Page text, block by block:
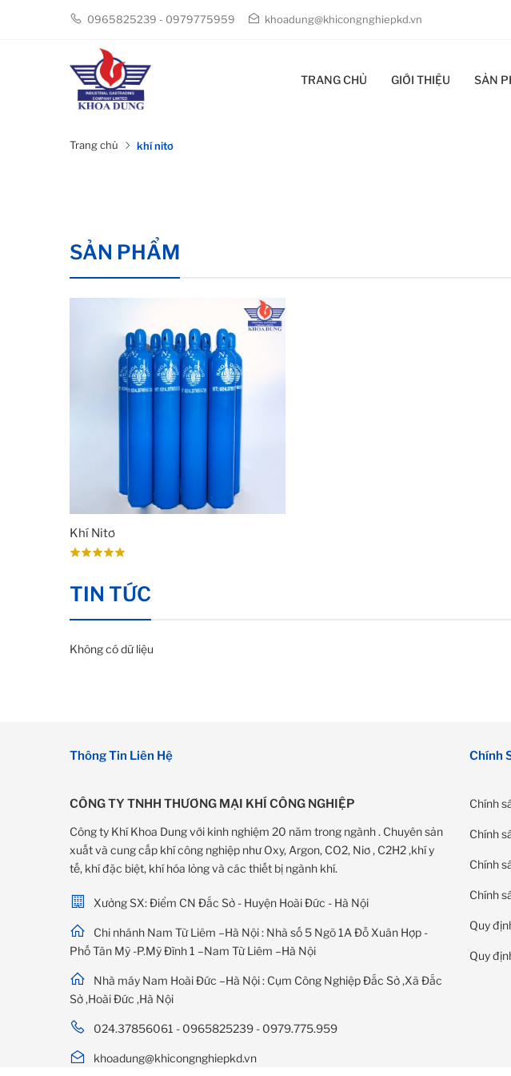
0965825239 - 0979775959 khoadung@khicongnghiepkd.vn
TRANG CHỦ GIỚI THIỆU SẢN
Trang chủ khí nitơ
SẢN PHẨM
Khí Nitơ
TIN TỨC
Không có dữ liệu
Thông Tin Liên Hệ
CÔNG TY TNHH THƯƠNG MẠI KHÍ CÔNG NGHIỆP
Công ty Khí Khoa Dung với kinh nghiệm 20 năm trong ngành . Chuyên sản
xuất và cung cấp khí công nghiệp như Oxy, Argon, CO2, Niơ , C2H2 ,khí y
tế, khí đặc biệt, khí hóa lỏng và các thiết bị ngành khí.
Xưởng SX: Điểm CN Đắc Sở - Huyện Hoài Đức - Hà Nội
Chi nhánh Nam Từ Liêm –Hà Nội : Nhà số 5 Ngõ 1A Đỗ Xuân Hợp -
Phố Tân Mỹ -P.Mỹ Đình 1 –Nam Từ Liêm –Hà Nội
Nhà máy Nam Hoài Đức –Hà Nội : Cụm Công Nghiệp Đắc Sở ,Xã Đắc
Sở ,Hoài Đức ,Hà Nội
024.37856061 - 0965825239 - 0979.775.959
khoadung@khicongnghiepkd.vn
Chính
Chính
Chính
Chính
Chính
Quy
Quy